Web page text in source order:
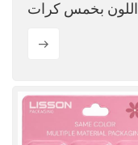
اللون بخمس كرات